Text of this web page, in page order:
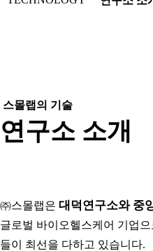
스몰랩의 기술
연구소 소개
㈜스몰랩은 대덕연구소와 중
글로벌 바이오헬스케어 기업
들이 최선을 다하고 있습니다.